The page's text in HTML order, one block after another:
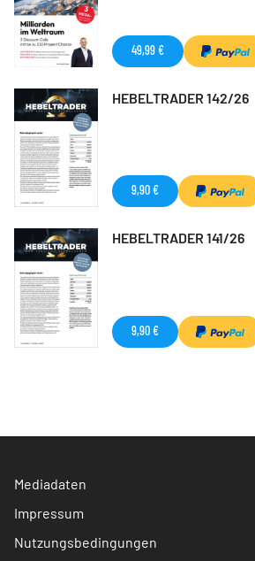
49,99 €
HEBELTRADER 142/26
9,90 €
HEBELTRADER 141/26
9,90 €
Mediadaten
Impressum
Nutzungsbedingungen